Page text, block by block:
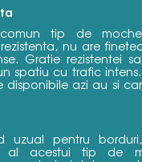
tip de
nu are
Gratie rezistentei
spatiu cu trafic
azi au si
uzual pentru
al acestui tip de